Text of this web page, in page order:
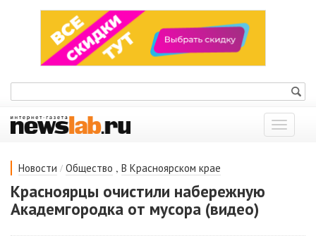
Показать
меню
Новости / Общество , В Красноярском крае
Красноярцы очистили набережную
Академгородка от мусора (видео)